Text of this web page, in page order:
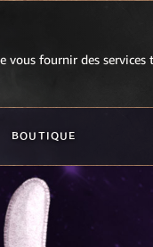
fournir des
BOUTIQUE